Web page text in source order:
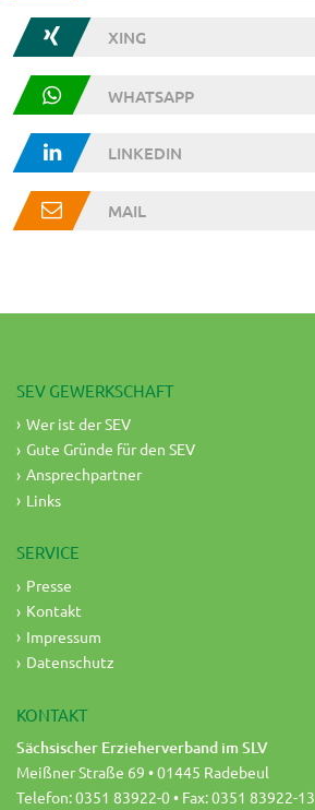
XING
WHATSAPP
LINKEDIN
MAIL
SEV GEWERKSCHAFT
Wer ist der SEV
Gute Gründe für den SEV
Ansprechpartner
Links
SERVICE
Presse
Kontakt
Impressum
Datenschutz
KONTAKT
Sächsischer Erzieherverband im SLV
Meißner Straße 69 • 01445 Radebeul
Telefon: 0351 83922-0 • Fax: 0351 83922-13